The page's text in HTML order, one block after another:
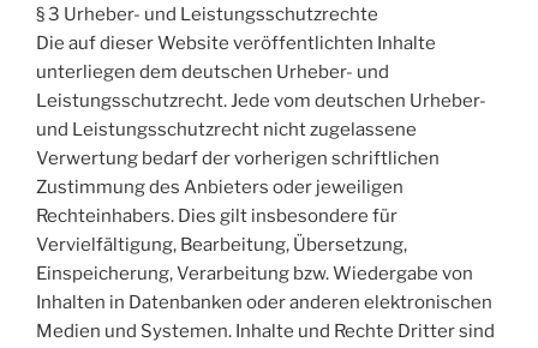
§ 3 Urheber- und Leistungsschutzrechte
Die auf dieser Website veröffentlichten Inhalte
unterliegen dem deutschen Urheber- und
Leistungsschutzrecht. Jede vom deutschen Urheber-
und Leistungsschutzrecht nicht zugelassene
Verwertung bedarf der vorherigen schriftlichen
Zustimmung des Anbieters oder jeweiligen
Rechteinhabers. Dies gilt insbesondere für
Vervielfältigung, Bearbeitung, Übersetzung,
Einspeicherung, Verarbeitung bzw. Wiedergabe von
Inhalten in Datenbanken oder anderen elektronischen
Medien und Systemen. Inhalte und Rechte Dritter sind